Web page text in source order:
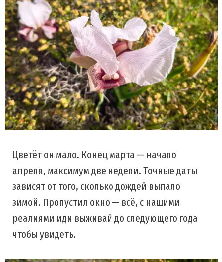
Цветёт он мало. Конец марта — начало
апреля, максимум две недели. Точные даты
зависят от того, сколько дождей выпало
зимой. Пропустил окно — всё, с нашими
реалиями иди выживай до следующего года
чтобы увидеть.